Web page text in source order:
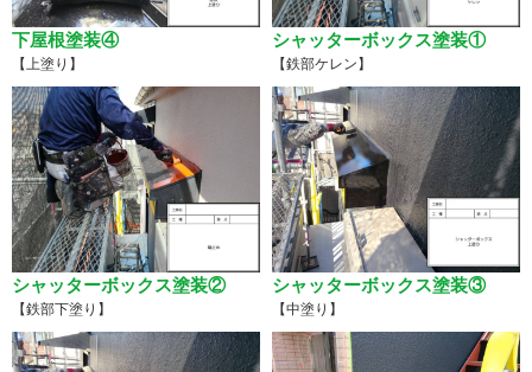
下屋根塗装④
【上塗り】
シャッターボックス塗装①
【鉄部ケレン】
シャッターボックス塗装②
【鉄部下塗り】
シャッターボックス塗装③
【中塗り】